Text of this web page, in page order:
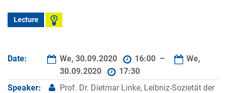
Lecture
Date: We, 30.09.2020 16:00 –
We,
30.09.2020
17:30
Speaker:
Prof. Dr. Dietmar Linke, Leibniz-Sozietät der